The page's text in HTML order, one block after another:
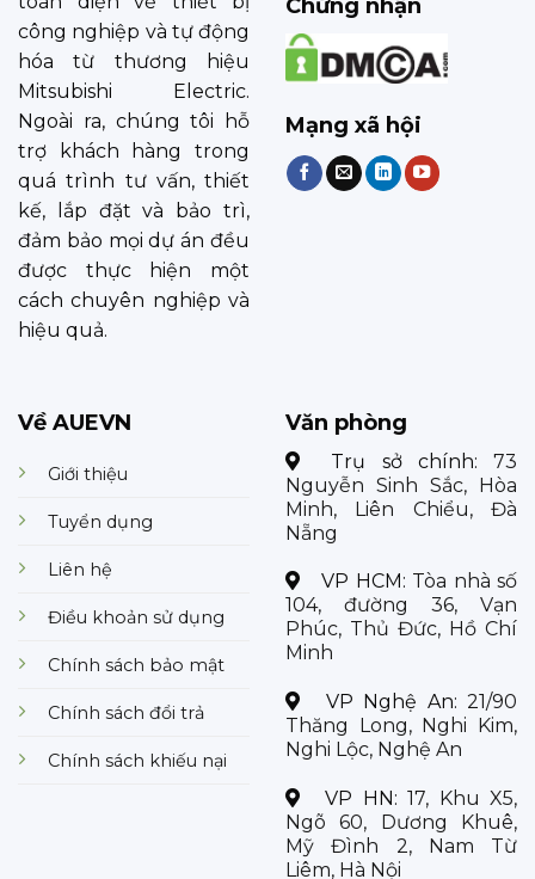
công nghiệp và tự động
hóa từ thương hiệu
Mitsubishi Electric.
Ngoài ra, chúng tôi hỗ
trợ khách hàng trong
quá trình tư vấn, thiết
kế, lắp đặt và bảo trì,
đảm bảo mọi dự án đều
được thực hiện một
cách chuyên nghiệp và
hiệu quả.
Chứng nhận
Mạng xã hội
Về AUEVN
Giới thiệu
Tuyển dụng
Liên hệ
Điều khoản sử dụng
Chính sách bảo mật
Chính sách đổi trả
Chính sách khiếu nại
Văn phòng
Trụ sở chính: 73
Nguyễn Sinh Sắc, Hòa
Minh, Liên Chiểu, Đà
Nẵng
VP HCM: Tòa nhà số
104, đường 36, Vạn
Phúc, Thủ Đức, Hồ Chí
Minh
VP Nghệ An: 21/90
Thăng Long, Nghi Kim,
Nghi Lộc, Nghệ An
VP HN:17, Khu X5,
Ngõ 60, Dương Khuê,
Mỹ Đình 2, Nam Từ
Liêm, Hà Nội